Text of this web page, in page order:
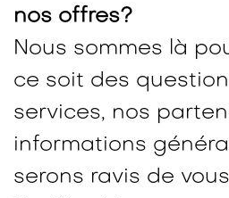
nos offres?
Nous sommes là
ce soit des
services, nos
informations
serons ravis de